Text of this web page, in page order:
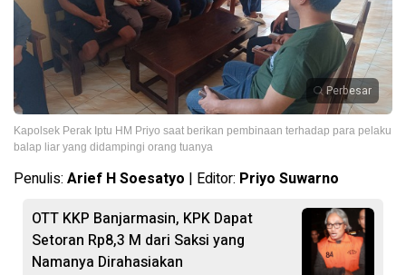
Perbesar
Kapolsek Perak Iptu HM Priyo saat berikan pembinaan terhadap para pelaku
balap liar yang didampingi orang tuanya
Penulis: Arief H Soesatyo | Editor: Priyo Suwarno
OTT KKP Banjarmasin, KPK Dapat
Setoran Rp8,3 M dari Saksi yang
Namanya Dirahasiakan